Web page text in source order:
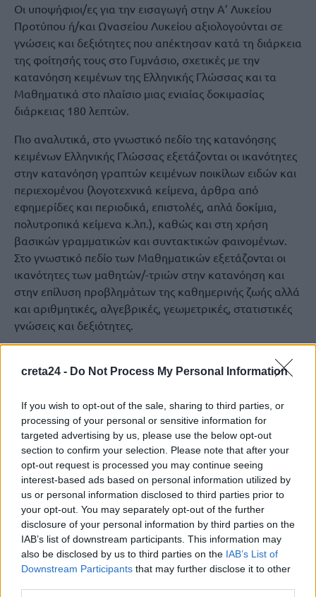
creta24 - Do Not Process My Personal Information
If you wish to opt-out of the sale, sharing to third parties, or
processing of your personal or sensitive information for
targeted advertising by us, please use the below opt-out
section to confirm your selection. Please note that after your
opt-out request is processed you may continue seeing
interest-based ads based on personal information utilized by
us or personal information disclosed to third parties prior to
your opt-out. You may separately opt-out of the further
disclosure of your personal information by third parties on the
IAB’s list of downstream participants. This information may
also be disclosed by us to third parties on the IAB’s List of
Downstream Participants that may further disclose it to other
Οι υποψήφιοι/ες για την εισαγωγή στην Α’ Λυκείου
Προτύπου ή/και Ωνασείου Λυκείου αξιολογούνται σε
γνώσεις και δεξιότητες που απέκτησαν κατά τη διάρκεια
της φοίτησής τους στο Γυμνάσιο, σχετικές με την
κατανόηση κειμένων της Ελληνικής Γλώσσας και τα
Μαθηματικά στο πλαίσιο μιας ενιαίας δοκιμασίας
διάρκειας 180 λεπτών.
Πιο αναλυτικά, στο γνωστικό πεδίο της κατανόησης
κειμένων Ελληνικής Γλώσσας εξετάζονται οι ικανότητες
στην κατανόηση γραπτών κειμένων ποικίλων ειδών και
περιεχομένου (λογοτεχνικά κείμενα, άρθρα από
εφημερίδες και περιοδικά, επιστολές, απλά δοκίμια,
πολυτροπικά κείμενα κ.λπ.), καθώς και στη χρήση
βασικών γραμματικών και συντακτικών φαινομένων.
Στο γνωστικό πεδίο των Μαθηματικών εξετάζονται οι
ικανότητες των μαθητών/-τριών στην κατανόηση και
στην επίλυση προβλημάτων της καθημερινής ζωής αλλά
και αριθμητικές, αλγεβρικές, γεωμετρικές, στατιστικές
γνώσεις και δεξιότητες.
Εκκλησιαστικά Γυμνάσια αξιολογούνται σε γνώσεις και
φοίτησής τους στο Δημοτικό, σχετικές με την κατανόηση
κειμένων της Ελληνικής Γλώσσας, τα Μαθηματικά και
επιπλέον με τα Θρησκευτικά, στο πλαίσιο μιας ενιαίας
δοκιμασίας διάρκειας 225 λεπτών. Η εξέταση της
Ελληνικής Γλώσσας και των Μαθηματικών γίνεται σε
κοινά θέματα με τους υποψήφιους για εισαγωγή στα
Πρότυπα Σχολεία. Ειδικότερα όσον αφορά στα
Θρησκευτικά, ελέγχονται οι δεξιότητες των μαθητών
στην αναγνώριση βασικών στοιχείων της ορθόδοξης
χριστιανικής πίστης και της εκκλησιαστικής ζωής και τα
θέματα του γνωστικού αντικειμένου των θρησκευτικών
συνοδεύονται από βοηθητικό υλικό, όπως κείμενα και